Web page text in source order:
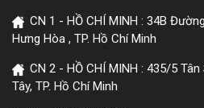
CN 1 - HỒ CHÍ MINH : 34B
Hưng Hòa , TP. Hồ Chí Minh
CN 2 - HỒ CHÍ MINH : 435/5
Tây, TP. Hồ Chí Minh